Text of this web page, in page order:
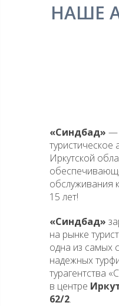
НАШЕ
«Синдбад» —
туристическое
Иркутской
обслуживания
15 лет!
«Синдбад»
на рынке
одна из самых
надежных
турагентства
в центре
62/2.